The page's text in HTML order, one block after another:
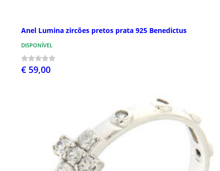
Anel Lumina zircões pretos prata 925 Benedictus
DISPONÍVEL
€ 59,00